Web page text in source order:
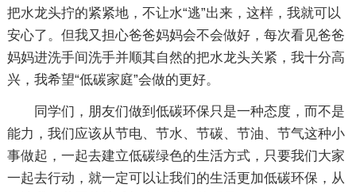
把水龙头拧的紧紧地，不让水“逃”出来，这样，我就可以
安心了。但我又担心爸爸妈妈会不会做好，每次看见爸爸
妈妈进洗手间洗手并顺其自然的把水龙头关紧，我十分高
兴，我希望“低碳家庭”会做的更好。
同学们，朋友们做到低碳环保只是一种态度，而不是
能力，我们应该从节电、节水、节碳、节油、节气这种小
事做起，一起去建立低碳绿色的生活方式，只要我们大家
一起去行动，就一定可以让我们的生活更加低碳环保，从